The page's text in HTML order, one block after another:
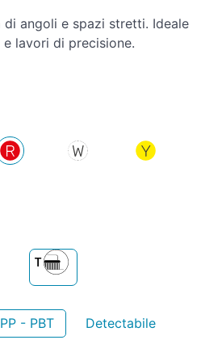
angoli e spazi stretti. Ideale
lavori di precisione.
PP - PBT Detectabile